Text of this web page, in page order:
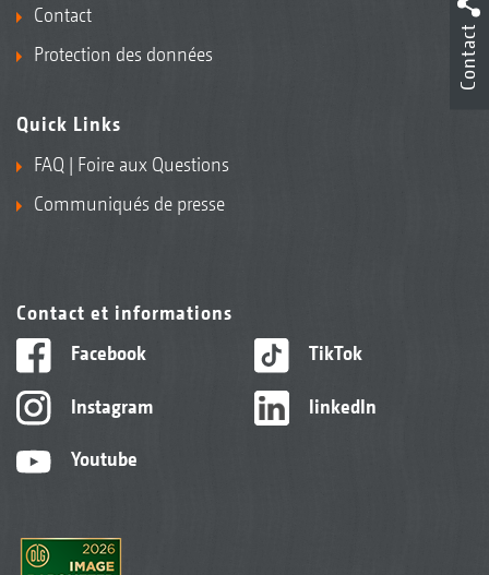
Contact
Protection des données
Quick Links
FAQ | Foire aux Questions
Communiqués de presse
Contact et informations
Facebook
Instagram
Youtube
TikTok
linkedIn
Contact